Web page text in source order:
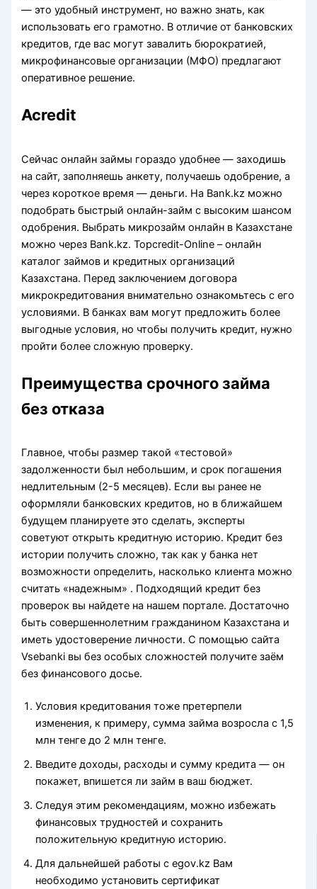
— это удобный инструмент, но важно знать, как
использовать его грамотно. В отличие от банковских
кредитов, где вас могут завалить бюрократией,
микрофинансовые организации (МФО) предлагают
оперативное решение.
Acredit
Сейчас онлайн займы гораздо удобнее — заходишь
на сайт, заполняешь анкету, получаешь одобрение, а
через короткое время — деньги. На Bank.kz можно
подобрать быстрый онлайн-займ с высоким шансом
одобрения. Выбрать микрозайм онлайн в Казахстане
можно через Bank.kz. Topсredit-Online – онлайн
каталог займов и кредитных организаций
Казахстана. Перед заключением договора
микрокредитования внимательно ознакомьтесь с его
условиями. В банках вам могут предложить более
выгодные условия, но чтобы получить кредит, нужно
пройти более сложную проверку.
Преимущества срочного займа
без отказа
Главное, чтобы размер такой «тестовой»
задолженности был небольшим, и срок погашения
недлительным (2-5 месяцев). Если вы ранее не
оформляли банковских кредитов, но в ближайшем
будущем планируете это сделать, эксперты
советуют открыть кредитную историю. Кредит без
истории получить сложно, так как у банка нет
возможности определить, насколько клиента можно
считать «надежным» . Подходящий кредит без
проверок вы найдете на нашем портале. Достаточно
быть совершеннолетним гражданином Казахстана и
иметь удостоверение личности. С помощью сайта
Vsebanki вы без особых сложностей получите заём
без финансового досье.
Условия кредитования тоже претерпели
изменения, к примеру, сумма займа возросла с 1,5
млн тенге до 2 млн тенге.
Введите доходы, расходы и сумму кредита — он
покажет, впишется ли займ в ваш бюджет.
Следуя этим рекомендациям, можно избежать
финансовых трудностей и сохранить
положительную кредитную историю.
Для дальнейшей работы с egov.kz Вам
необходимо установить сертификат